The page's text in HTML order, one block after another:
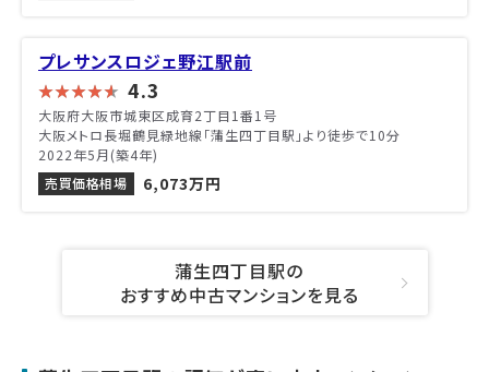
プレサンスロジェ野江駅前
4.3
大阪府大阪市城東区成育2丁目1番1号
大阪メトロ長堀鶴見緑地線「蒲生四丁目駅」より徒歩で10分
2022年5月(築4年)
売買価格相場
6,073万円
蒲生四丁目駅の
おすすめ中古マンションを見る